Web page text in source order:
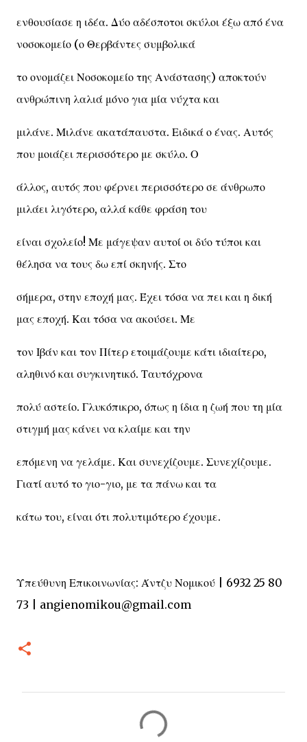
ενθουσίασε η ιδέα. Δύο αδέσποτοι σκύλοι έξω από ένα
νοσοκομείο (ο Θερβάντες συμβολικά
το ονομάζει Νοσοκομείο της Ανάστασης) αποκτούν
ανθρώπινη λαλιά μόνο για μία νύχτα και
μιλάνε. Μιλάνε ακατάπαυστα. Ειδικά ο ένας. Αυτός
που μοιάζει περισσότερο με σκύλο. Ο
άλλος, αυτός που φέρνει περισσότερο σε άνθρωπο
μιλάει λιγότερο, αλλά κάθε φράση του
είναι σχολείο! Με μάγεψαν αυτοί οι δύο τύποι και
θέλησα να τους δω επί σκηνής. Στο
σήμερα, στην εποχή μας. Έχει τόσα να πει και η δική
μας εποχή. Και τόσα να ακούσει. Με
τον Ιβάν και τον Πίτερ ετοιμάζουμε κάτι ιδιαίτερο,
αληθινό και συγκινητικό. Ταυτόχρονα
πολύ αστείο. Γλυκόπικρο, όπως η ίδια η ζωή που τη μία
στιγμή μας κάνει να κλαίμε και την
επόμενη να γελάμε. Και συνεχίζουμε. Συνεχίζουμε.
Γιατί αυτό το γιο-γιο, με τα πάνω και τα
κάτω του, είναι ότι πολυτιμότερο έχουμε.
Υπεύθυνη Επικοινωνίας: Άντζυ Νομικού | 6932 25 80
73 | angienomikou@gmail.com